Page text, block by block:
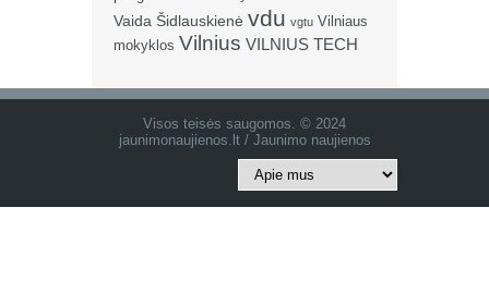
Vaida Šidlauskienė vdu vgtu Vilniaus
mokyklos Vilnius VILNIUS TECH
Visos teisės saugomos. © 2024
jaunimonaujienos.lt / Jaunimo naujienos